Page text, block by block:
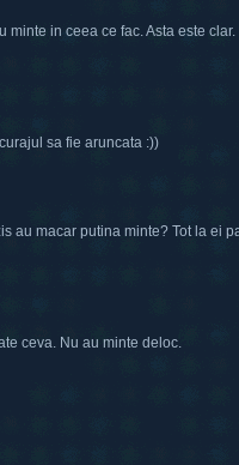
in ceea ce fac. Asta este clar.
sa fie aruncata :))
au macar putina minte? Tot la ei
ceva. Nu au minte deloc.